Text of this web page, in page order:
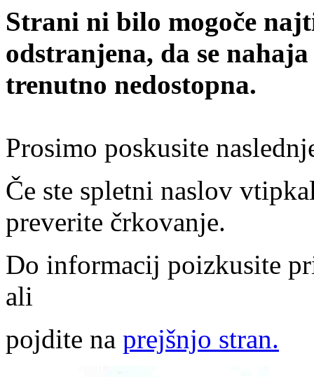
Strani ni bilo mogoče
odstranjena, da se
trenutno nedostopna.
Prosimo poskusite
Če ste spletni naslov
preverite črkovanje.
Do informacij poizkusite
ali
pojdite na prejšnjo stran.